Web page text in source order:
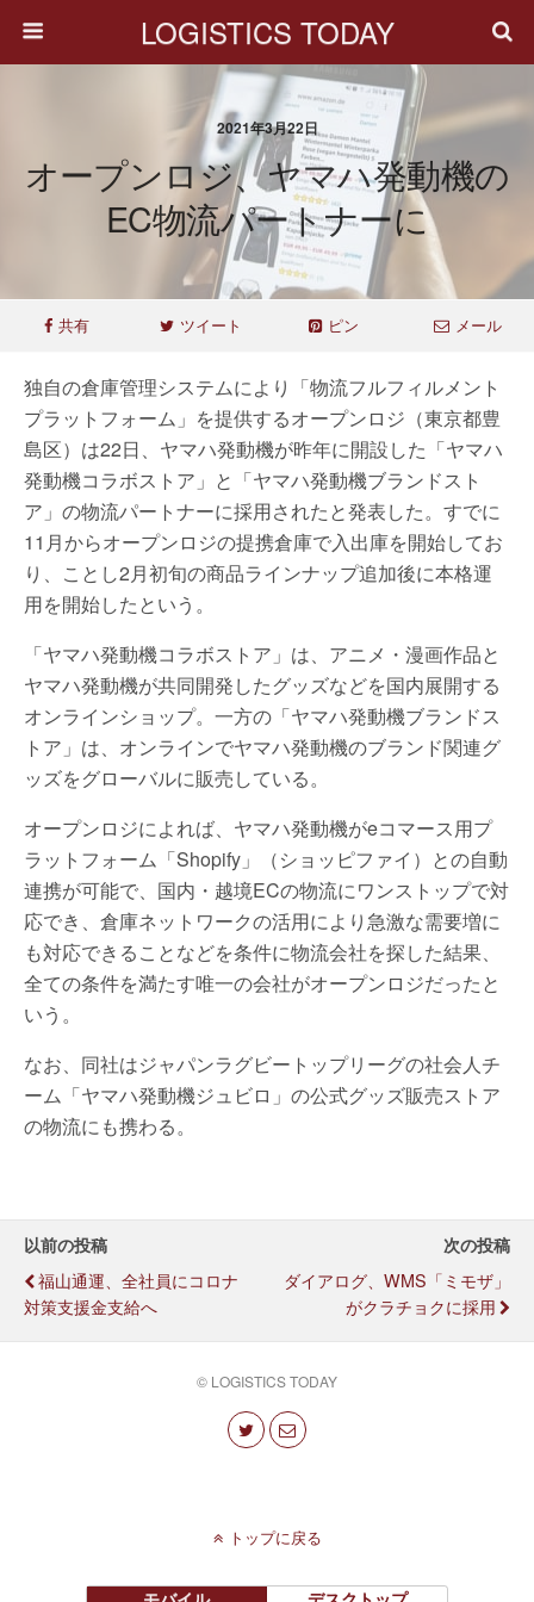
LOGISTICS TODAY
2021年3月22日
オープンロジ、ヤマハ発動機の
EC物流パートナーに
共有 ツイート ピン メール
独自の倉庫管理システムにより「物流フルフィルメント
プラットフォーム」を提供するオープンロジ（東京都豊
島区）は22日、ヤマハ発動機が昨年に開設した「ヤマハ
発動機コラボストア」と「ヤマハ発動機ブランドスト
ア」の物流パートナーに採用されたと発表した。すでに
11月からオープンロジの提携倉庫で入出庫を開始してお
り、ことし2月初旬の商品ラインナップ追加後に本格運
用を開始したという。
「ヤマハ発動機コラボストア」は、アニメ・漫画作品と
ヤマハ発動機が共同開発したグッズなどを国内展開する
オンラインショップ。一方の「ヤマハ発動機ブランドス
トア」は、オンラインでヤマハ発動機のブランド関連グ
ッズをグローバルに販売している。
オープンロジによれば、ヤマハ発動機がeコマース用プ
ラットフォーム「Shopify」（ショッピファイ）との自動
連携が可能で、国内・越境ECの物流にワンストップで対
応でき、倉庫ネットワークの活用により急激な需要増に
も対応できることなどを条件に物流会社を探した結果、
全ての条件を満たす唯一の会社がオープンロジだったと
いう。
なお、同社はジャパンラグビートップリーグの社会人チ
ーム「ヤマハ発動機ジュビロ」の公式グッズ販売ストア
の物流にも携わる。
以前の投稿
福山通運、全社員にコロナ
対策支援金支給へ
次の投稿
ダイアログ、WMS「ミモザ」
がクラチョクに採用
© LOGISTICS TODAY
トップに戻る